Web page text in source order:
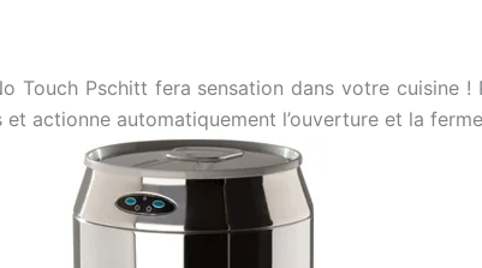
Touch Pschitt fera sensation dans votre cuisine
actionne automatiquement l’ouverture et la